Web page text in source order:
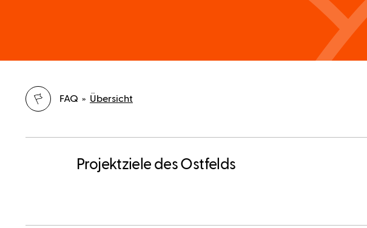
FAQ » Übersicht
Projektziele des Ostfelds